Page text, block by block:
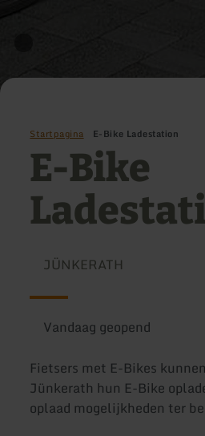
Startpagina E-Bike Ladestation
E-Bike
JÜNKERATH
Vandaag geopend
Fietsers met E-Bikes
Jünkerath hun E-Bike
oplaad mogelijkheden ter